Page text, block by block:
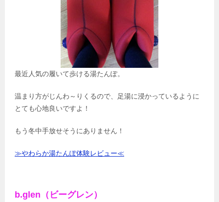
最近人気の履いて歩ける湯たんぽ。
温まり方がじんわ～りくるので、足湯に浸かっているように
とても心地良いですよ！
もう冬中手放せそうにありません！
≫やわらか湯たんぽ体験レビュー≪
b.glen（ビーグレン）